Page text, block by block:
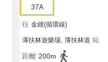
37A
往 金鐘(循環線)
薄扶林遊樂場, 薄扶林道 站
距離 200m